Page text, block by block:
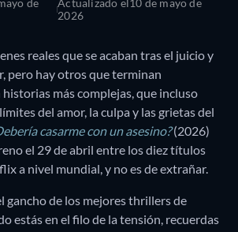
2026
reales que se acaban tras el juicio y
pero hay otros que terminan
más complejas, que incluso
del amor, la culpa y las grietas del
casarme con un asesino?(2026)
el 29 de abril entre los diez títulos
a nivel mundial, y no es de extrañar.
gancho de los mejores thrillers de
estás en el filo de la tensión, recuerdas